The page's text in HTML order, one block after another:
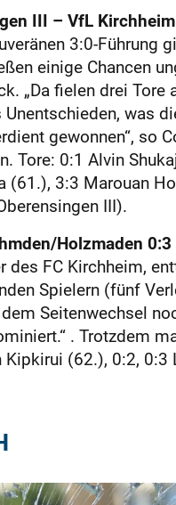
III – VfL
3:0-Führung
einige Chancen
„Da fielen drei
was
gewonnen“, so
Tore: 0:1 Alvin
3:3 Marouan
III).
Holzmaden
des FC Kirchheim,
Spielern (fünf
Seitenwechsel
. Trotzdem
Kipkirui (62.), 0:2,